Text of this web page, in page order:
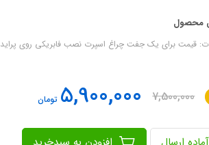
محصول
برای یک جفت چراغ اسپرت نصب فابریکی روی پراید 131/صبا/141/151 طراحی جدید و بسیار جذاب
7,500,000
5,900,000 تومان